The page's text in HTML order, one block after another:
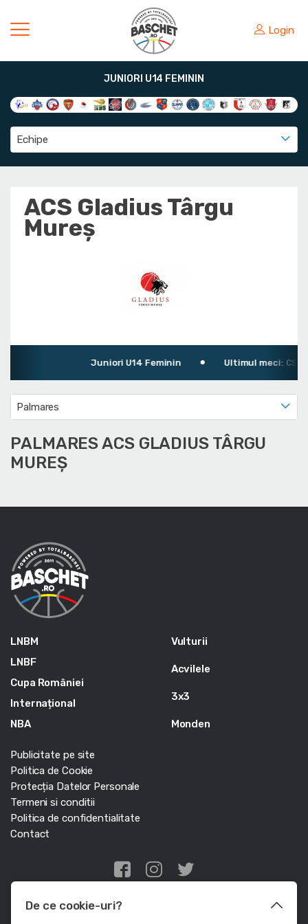
Login
JUNIORI U14 FEMININ
Echipe
ACS Gladius Târgu
Mureș
Juniori U14 Feminin Ultimul meci: CS
Palmares
PALMARES ACS GLADIUS TÂRGU
MUREȘ
LNBM
LNBF
Cupa României
Internațional
NBA
Vulturii
Acvilele
3x3
Monden
Publicitate pe site
Politica de Cookie
Protecția Datelor Personale
Termeni si conditii
Politica de confidentialitate
Contact
Edris Digital Agency
De ce cookie-uri?